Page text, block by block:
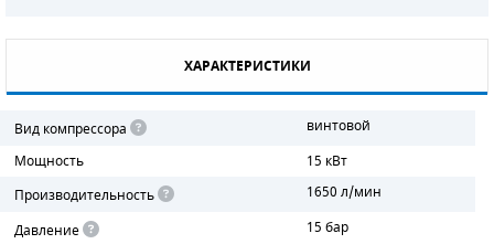
ХАРАКТЕРИСТИКИ
Вид компрессора
винтовой
Мощность
15 кВт
Производительность
1650 л/мин
Давление
15 бар
БЕНЗИНОВЫЕ ДВИГАТЕЛИ
ДИЗЕЛЬНЫЕ ДВИГАТЕЛИ
ДЕТАЛИ ДВС
ФИЛЬТРЫ ТОПЛИВНЫЕ
МОТОРНОЕ МАСЛО